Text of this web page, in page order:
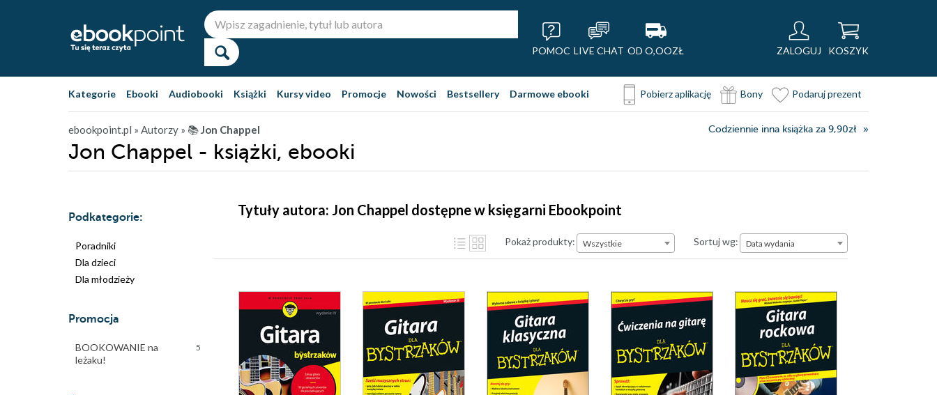
POMOC LIVE CHAT OD O,OOZŁ ZALOGUJ KOSZYK
Kategorie Ebooki Audiobooki Książki Kursy video Promocje Nowości Bestsellery Darmowe ebooki Pobierz aplikację Bony Podaruj prezent
ebookpoint.pl » Autorzy » 📚Jon Chappel Codziennie inna książka za 9,90zł
Jon Chappel - książki, ebooki
Podkategorie:
Poradniki
Dla dzieci
Dla młodzieży
Promocja
BOOKOWANIE na
leżaku!
5
Tytuły autora: Jon Chappel dostępne w księgarni Ebookpoint
Pokaż produkty: Wszystkie Sortuj wg:Data wydania
Data wydania